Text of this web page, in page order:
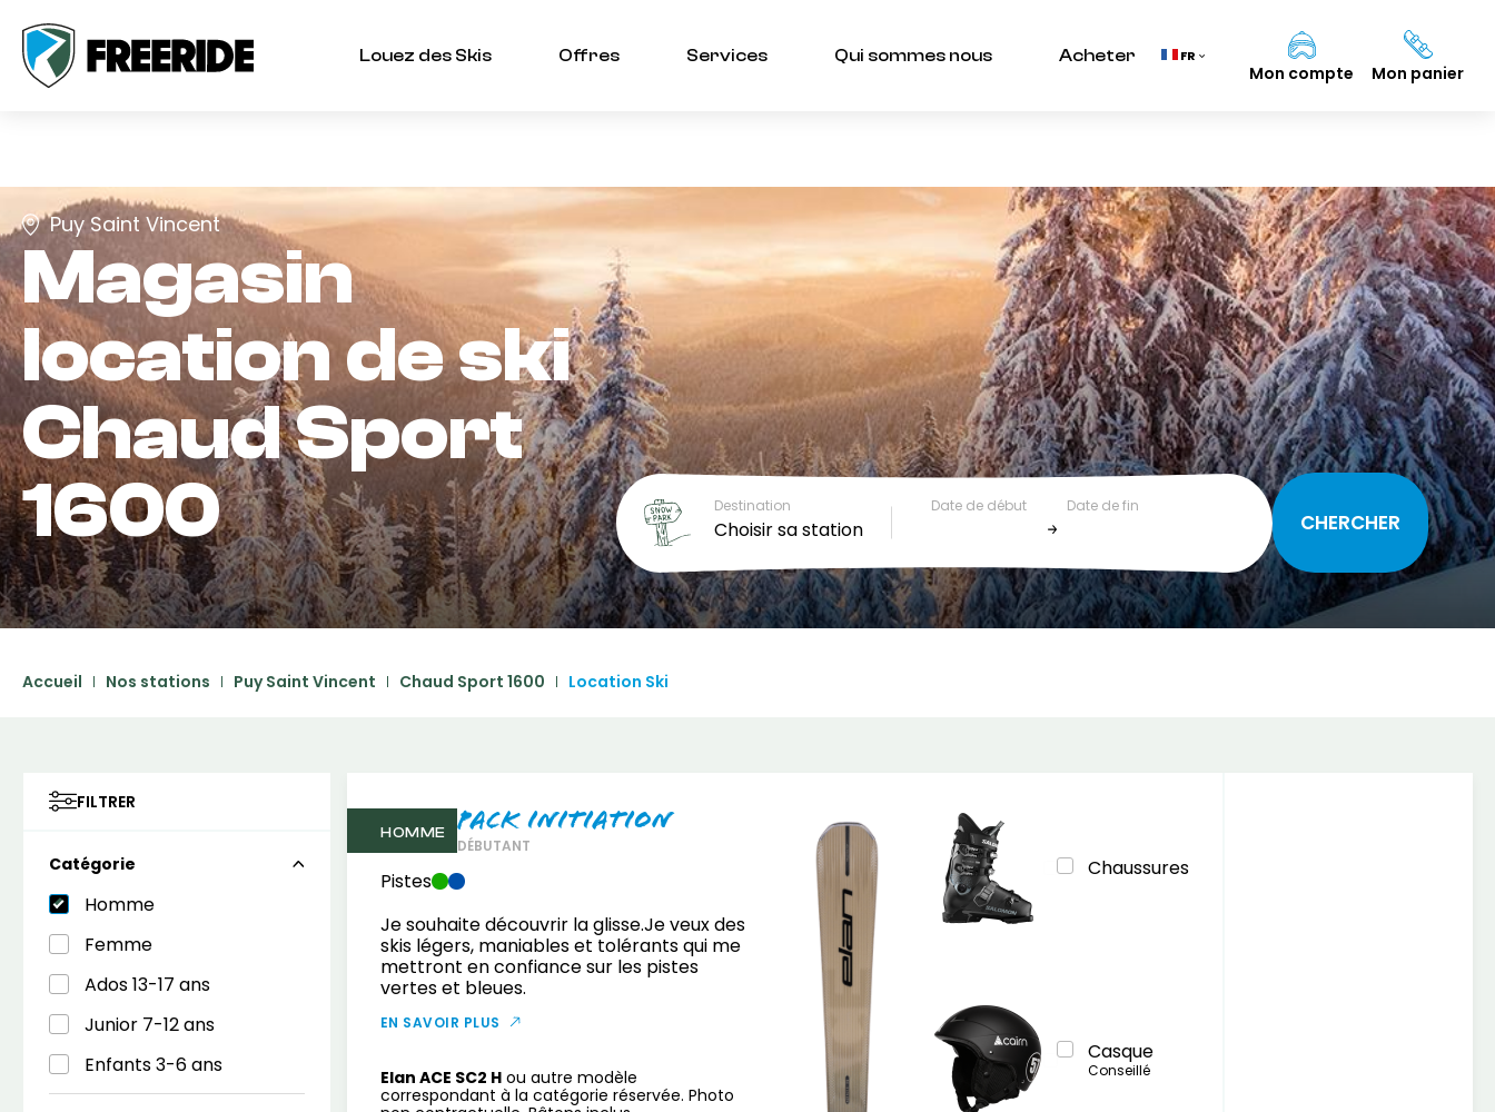
Louez des Skis Offres Services Qui sommes nous Acheter FR
Mon compte Mon panier
Puy Saint Vincent
Magasin
location de ski
Chaud Sport
1600
Destination
Choisir sa station
Date de début Date de fin
Accueil Nos stations Puy Saint Vincent Chaud Sport 1600 Location Ski
FILTRER
Catégorie
Homme
Femme
Ados 13-17 ans
Junior 7-12 ans
Enfants 3-6 ans
HOMME Pack Initiation
DÉBUTANT
Pistes
Je souhaite découvrir la glisse.Je veux des
skis légers, maniables et tolérants qui me
mettront en confiance sur les pistes
vertes et bleues.
EN SAVOIR PLUS
Elan ACE SC2 H ou autre modèle
correspondant à la catégorie réservée. Photo
Chaussures
Casque
Conseillé